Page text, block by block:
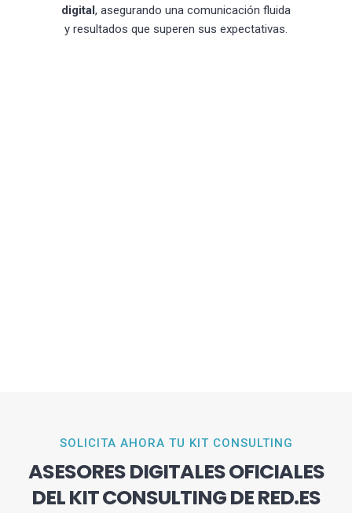
digital, asegurando una comunicación fluida
y resultados que superen sus expectativas.
SOLICITA AHORA TU KIT CONSULTING
ASESORES DIGITALES OFICIALES
DEL KIT CONSULTING DE RED.ES